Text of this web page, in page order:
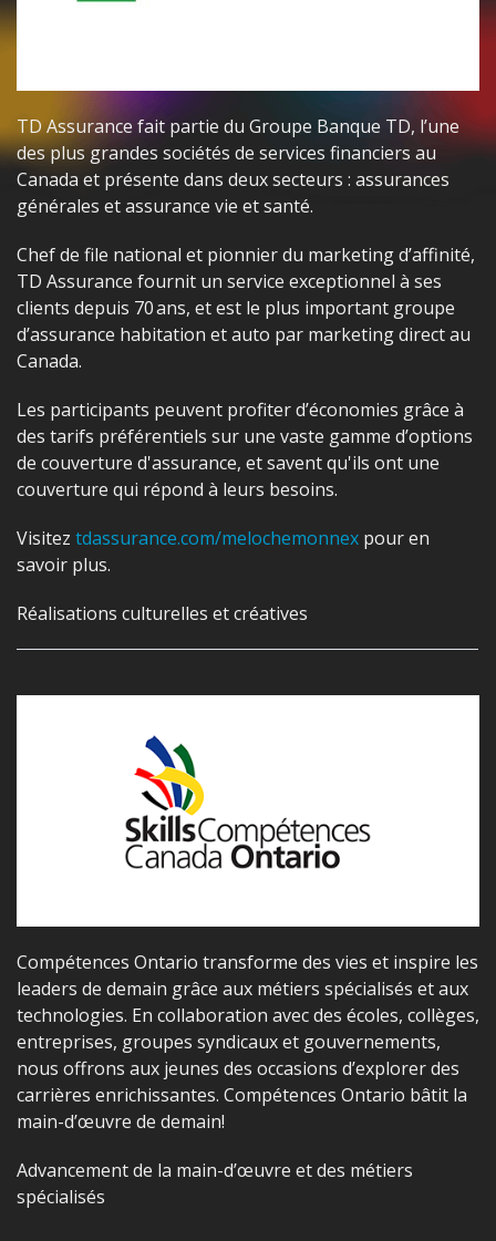
TD Assurance fait partie du Groupe Banque TD, l’une
des plus grandes sociétés de services financiers au
Canada et présente dans deux secteurs : assurances
générales et assurance vie et santé.
Chef de file national et pionnier du marketing d’affinité,
TD Assurance fournit un service exceptionnel à ses
clients depuis 70 ans, et est le plus important groupe
d’assurance habitation et auto par marketing direct au
Canada.
Les participants peuvent profiter d’économies grâce à
des tarifs préférentiels sur une vaste gamme d’options
de couverture d'assurance, et savent qu'ils ont une
couverture qui répond à leurs besoins.
Visitez tdassurance.com/melochemonnex pour en
savoir plus.
Réalisations culturelles et créatives
Compétences Ontario transforme des vies et inspire les
leaders de demain grâce aux métiers spécialisés et aux
technologies. En collaboration avec des écoles, collèges,
entreprises, groupes syndicaux et gouvernements,
nous offrons aux jeunes des occasions d’explorer des
carrières enrichissantes. Compétences Ontario bâtit la
main-d’œuvre de demain!
Advancement de la main-d’œuvre et des métiers
spécialisés